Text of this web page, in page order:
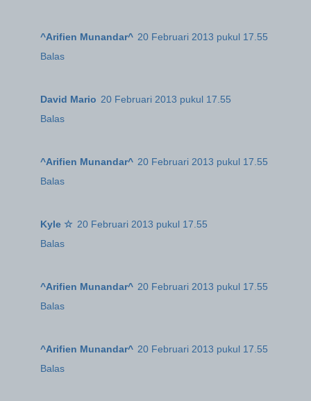
^Arifien Munandar^ 20 Februari 2013 pukul 17.55
Balas
David Mario 20 Februari 2013 pukul 17.55
Balas
^Arifien Munandar^ 20 Februari 2013 pukul 17.55
Balas
Kyle ☆ 20 Februari 2013 pukul 17.55
Balas
^Arifien Munandar^ 20 Februari 2013 pukul 17.55
Balas
^Arifien Munandar^ 20 Februari 2013 pukul 17.55
Balas